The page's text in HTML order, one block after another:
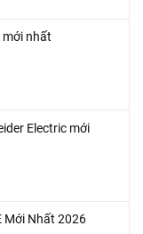
mới nhất
Electric mới
Mới Nhất 2026